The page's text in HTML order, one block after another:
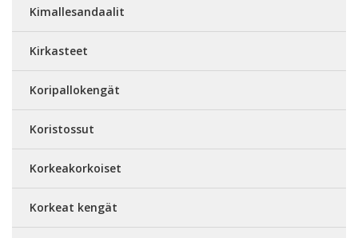
Kimallesandaalit
Kirkasteet
Koripallokengät
Koristossut
Korkeakorkoiset
Korkeat kengät